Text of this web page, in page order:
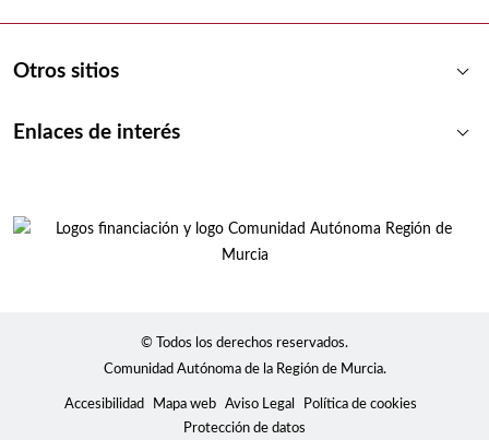
Otros sitios keyboard_arrow_down
Enlaces de interés keyboard_arrow_down
© Todos los derechos reservados.
Comunidad Autónoma de la Región de Murcia.
Accesibilidad Mapa web Aviso Legal
Política de cookies
Protección de datos